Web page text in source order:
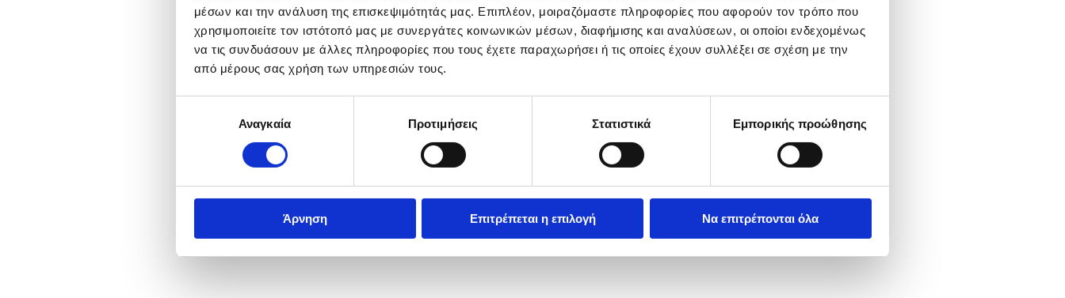
μέσων και την ανάλυση της επισκεψιμότητάς μας. Επιπλέον, μοιραζόμαστε πληροφορίες που αφορούν τον τρόπο που
χρησιμοποιείτε τον ιστότοπό μας με συνεργάτες κοινωνικών μέσων, διαφήμισης και αναλύσεων, οι οποίοι ενδεχομένως
να τις συνδυάσουν με άλλες πληροφορίες που τους έχετε παραχωρήσει ή τις οποίες έχουν συλλέξει σε σχέση με την
από μέρους σας χρήση των υπηρεσιών τους.
συγκατάθεσηςΑναγκαία Προτιμήσεις Στατιστικά Εμπορικής προώθησης
Άρνηση Επιτρέπεται η επιλογή Να επιτρέπονται όλα